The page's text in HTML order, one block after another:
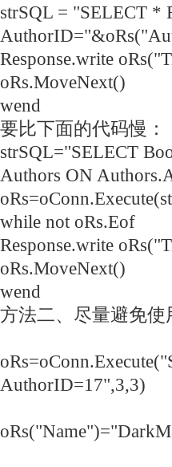
strSQL = "SELECT *
Response.write
oRs.MoveNext()
wend
要比下面的代码慢：
strSQL="SELECT
Authors ON
while not oRs.Eof
Response.write
oRs.MoveNext()
wend
方法二、尽量避免使
AuthorID=17",3,3)